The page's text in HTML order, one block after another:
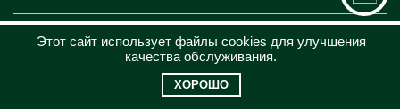
КОНТАКТЫ
8 (969)200-26-08
jewel@russammarket.ru
Этот сайт использует файлы cookies для улучшения
качества обслуживания.
ХОРОШО